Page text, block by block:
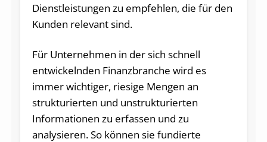
Dienstleistungen zu empfehlen, die für den
Kunden relevant sind.
Für Unternehmen in der sich schnell
entwickelnden Finanzbranche wird es
immer wichtiger, riesige Mengen an
strukturierten und unstrukturierten
Informationen zu erfassen und zu
analysieren. So können sie fundierte